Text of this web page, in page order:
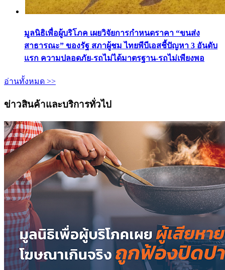
มูลนิธิเพื่อผู้บริโภค เผยวิจัยการกำหนดราคา “ขนส่ง
สาธารณะ” ของรัฐ สภาผู้ชม ไทยพีบีเอสชี้ปัญหา 3 อันดับ
แรก ความปลอดภัย-รถไม่ได้มาตรฐาน-รถไม่เพียงพอ
อ่านทั้งหมด >>
ข่าวสินค้าและบริการทั่วไป